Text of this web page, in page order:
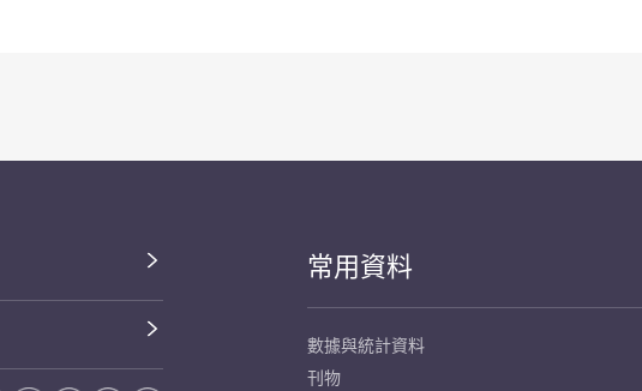
常用資料
數據與統計資料
刊物